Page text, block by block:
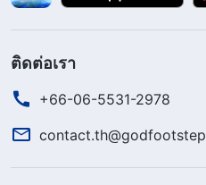
ติดต่อเรา
+66-06-5531-2978